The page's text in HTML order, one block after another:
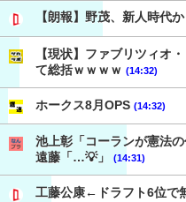
【朗報】野茂、新人時代
【現状】ファブリツィオ
て総括ｗｗｗｗ (14:32)
ホークス8月OPS (14:32)
池上彰「コーランが憲法
遠藤「…💡」
(14:31)
工藤公康←ドラフト6位で